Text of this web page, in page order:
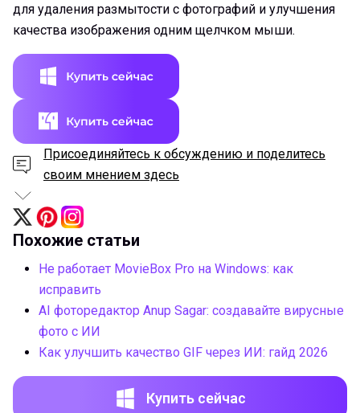
для удаления размытости с фотографий и улучшения
качества изображения одним щелчком мыши.
Присоединяйтесь к обсуждению и поделитесь
своим мнением здесь
Похожие статьи
Не работает MovieBox Pro на Windows: как
исправить
AI фоторедактор Anup Sagar: создавайте вирусные
фото с ИИ
Как улучшить качество GIF через ИИ: гайд 2026
Купить сейчас